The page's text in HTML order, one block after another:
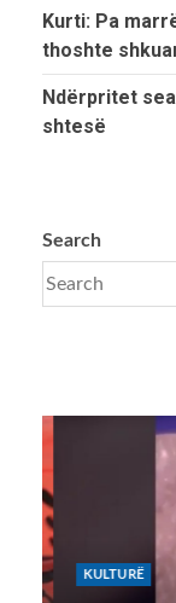
Kurti: Pa
thoshte
Ndërpritet
shtesë
Search
KULTURË